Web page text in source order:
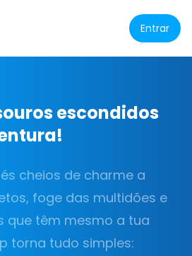
Entrar
escondidos
cheios de charme a
foge das multidões e
que têm mesmo a tua
torna tudo simples: